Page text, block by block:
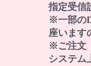
指定受信
※一部の
座います
※ご注文
システム